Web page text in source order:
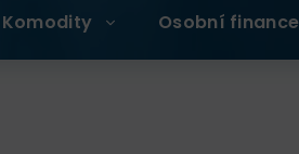
Komodity Osobní finance